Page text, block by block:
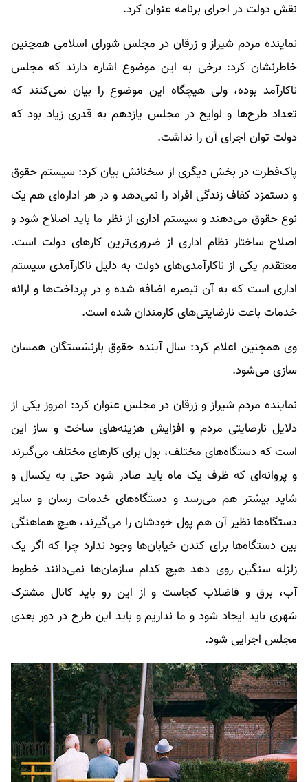
نقش دولت در اجرای برنامه عنوان کرد.
نماینده مردم شیراز و زرقان در مجلس شورای اسلامی همچنین
خاطرنشان کرد: برخی به این موضوع اشاره دارند که مجلس
ناکارآمد بوده، ولی هیچگاه این موضوع را بیان نمی‌کنند که
تعداد طرح‌ها و لوایح در مجلس یازدهم به قدری زیاد بود که
دولت توان اجرای آن را نداشت.
پاک‌فطرت در بخش دیگری از سخنانش بیان کرد: سیستم حقوق
و دستمزد کفاف زندگی افراد را نمی‌دهد و در هر اداره‌ای هم یک
نوع حقوق می‌دهند و سیستم اداری از نظر ما باید اصلاح شود و
اصلاح ساختار نظام اداری از ضروری‌ترین کار‌های دولت است.
معتقدم یکی از ناکارآمدی‌های دولت به دلیل ناکارآمدی سیستم
اداری است که به آن تبصره اضافه شده و در پرداخت‌ها و ارائه
خدمات باعث نارضایتی‌های کارمندان شده است.
وی همچنین اعلام کرد: سال آینده حقوق بازنشستگان همسان
سازی می‌شود.
نماینده مردم شیراز و زرقان در مجلس عنوان کرد: امروز یکی از
دلایل نارضایتی مردم و افزایش هزینه‌های ساخت و ساز این
است که دستگاه‌های مختلف، پول برای کار‌های مختلف می‌گیرند
و پروانه‌ای که ظرف یک ماه باید صادر شود حتی به یکسال و
شاید بیشتر هم می‌رسد و دستگاه‌های خدمات رسان و سایر
دستگاه‌ها نظیر آن هم پول خودشان را می‌گیرند، هیچ هماهنگی
بین دستگاه‌ها برای کندن خیابان‌ها وجود ندارد چرا که اگر یک
زلزله سنگین روی دهد هیچ کدام سازمان‌ها نمی‌دانند خطوط
آب، برق و فاضلاب کجاست و از این رو باید کانال مشترک
شهری باید ایجاد شود و ما نداریم و باید این طرح در دور بعدی
مجلس اجرایی شود.